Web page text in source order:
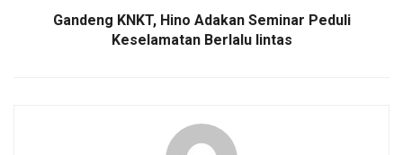
Gandeng KNKT, Hino Adakan Seminar Peduli
Keselamatan Berlalu lintas